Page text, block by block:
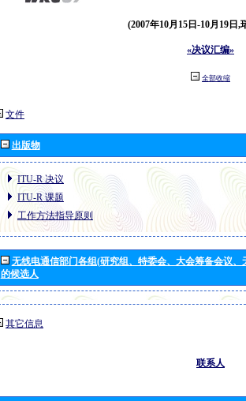
(2007年10月15日-10月19日,
«决议汇编»
全部收缩
文件
出版物
ITU-R 决议
ITU-R 课题
工作方法指导原则
无线电通信部门各组(研究组、特委会、大会筹备会议
的候选人
其它信息
联系人